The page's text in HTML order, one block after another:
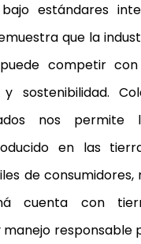
estándares
que la
competir con
y sostenibilidad.
nos permite
en las
de
cuenta con
responsable